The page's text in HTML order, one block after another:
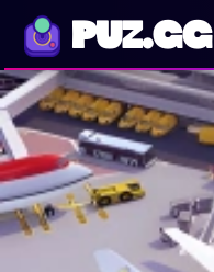
PUZ.GG